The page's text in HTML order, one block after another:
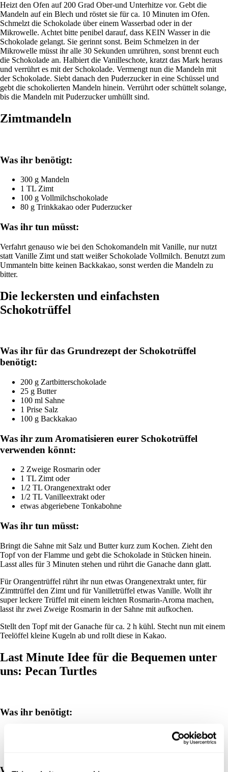
Heizt den Ofen auf 200 Grad Ober-und Unterhitze vor. Gebt die
Mandeln auf ein Blech und röstet sie für ca. 10 Minuten im Ofen.
Schmelzt die Schokolade über einem Wasserbad oder in der
Mikrowelle. Achtet bitte penibel darauf, dass KEIN Wasser in die
Schokolade gelangt. Sie gerinnt sonst. Beim Schmelzen in der
Mikrowelle müsst ihr alle 30 Sekunden umrühren, sonst brennt euch
die Schokolade an. Halbiert die Vanilleschote, kratzt das Mark heraus
und verrührt es mit der Schokolade. Vermengt nun die Mandeln mit
der Schokolade. Siebt danach den Puderzucker in eine Schüssel und
gebt die schokolierten Mandeln hinein. Verrührt oder schüttelt solange,
bis die Mandeln mit Puderzucker umhüllt sind.
Zimtmandeln
Was ihr benötigt:
300 g Mandeln
1 TL Zimt
100 g Vollmilchschokolade
80 g Trinkkakao oder Puderzucker
Was ihr tun müsst:
Verfahrt genauso wie bei den Schokomandeln mit Vanille, nur nutzt
statt Vanille Zimt und statt weißer Schokolade Vollmilch. Benutzt zum
Ummanteln bitte keinen Backkakao, sonst werden die Mandeln zu
bitter.
Die leckersten und einfachsten
Schokotrüffel
Was ihr für das Grundrezept der Schokotrüffel
benötigt:
200 g Zartbitterschokolade
25 g Butter
100 ml Sahne
1 Prise Salz
100 g Backkakao
Was ihr zum Aromatisieren eurer Schokotrüffel
verwenden könnt:
2 Zweige Rosmarin oder
1 TL Zimt oder
1/2 TL Orangenextrakt oder
1/2 TL Vanilleextrakt oder
etwas abgeriebene Tonkabohne
Was ihr tun müsst:
Bringt die Sahne mit Salz und Butter kurz zum Kochen. Zieht den
Topf von der Flamme und gebt die Schokolade in Stücken hinein.
Lasst alles für 3 Minuten stehen und rührt die Ganache dann glatt.
Für Orangentrüffel rührt ihr nun etwas Orangenextrakt unter, für
Zimttrüffel den Zimt und für Vanilletrüffel etwas Vanille. Wollt ihr
super leckere Trüffel mit einem leichten Rosmarin-Aroma machen,
lasst ihr zwei Zweige Rosmarin in der Sahne mit aufkochen.
Stellt den Topf mit der Ganache für ca. 2 h kühl. Stecht nun mit einem
Teelöffel kleine Kugeln ab und rollt diese in Kakao.
Last Minute Idee für die Bequemen unter
uns: Pecan Turtles
Was ihr benötigt: